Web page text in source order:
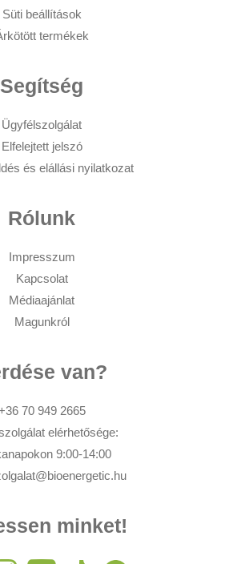
Süti beállítások
termékek
Segítség
Ügyfélszolgálat
Elfelejtett jelszó
és elállási nyilatkozat
Rólunk
Impresszum
Kapcsolat
Médiaajánlat
Magunkról
van?
70 949 2665
elérhetősége:
9:00-14:00
minket!